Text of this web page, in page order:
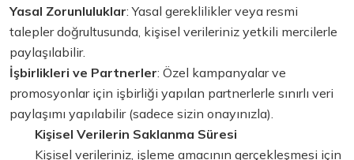
Yasal Zorunluluklar: Yasal gereklilikler veya resmi
talepler doğrultusunda, kişisel verileriniz yetkili mercilerle
paylaşılabilir.
İşbirlikleri ve Partnerler: Özel kampanyalar ve
promosyonlar için işbirliği yapılan partnerlerle sınırlı veri
paylaşımı yapılabilir (sadece sizin onayınızla).
Kişisel Verilerin Saklanma Süresi
Kişisel verileriniz, işleme amacının gerçekleşmesi için